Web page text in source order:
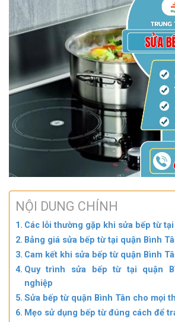
NỘI DUNG CHÍNH
Các lỗi thường gặp khi sửa bếp từ
Bảng giá sửa bếp từ tại quận Bình
Cam kết khi sửa bếp từ quận Bình
Quy trình sửa bếp từ tại quận
nghiệp
Sửa bếp từ quận Bình Tân cho mọi
Mẹo sử dụng bếp từ đúng cách để